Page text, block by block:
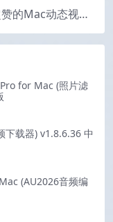
Dynamic Wallpaper for Mac(超赞的Mac动态视频壁纸) v25.4 激活版
for Mac (照片滤
载器) v1.8.6.36 中
(AU2026音频编